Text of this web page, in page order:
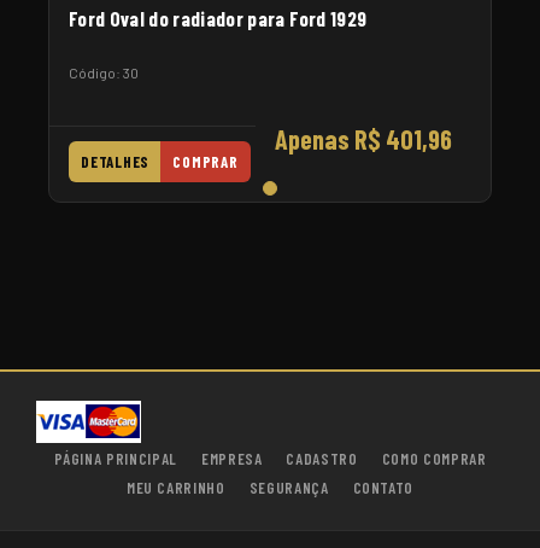
Ford Oval do radiador para Ford 1929
Código: 30
Apenas R$ 401,96
DETALHES COMPRAR
PÁGINA PRINCIPAL EMPRESA CADASTRO
COMO COMPRAR
MEU CARRINHO
SEGURANÇA CONTATO